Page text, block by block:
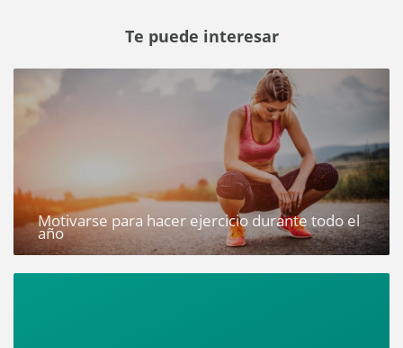
Te puede interesar
Motivarse para hacer ejercicio durante todo el
año